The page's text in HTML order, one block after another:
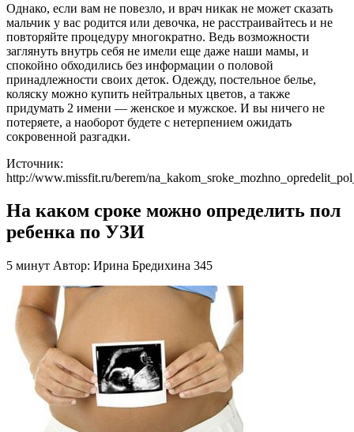
Однако, если вам не повезло, и врач никак не может сказать
мальчик у вас родится или девочка, не расстраивайтесь и не
повторяйте процедуру многократно. Ведь возможности
заглянуть внутрь себя не имели еще даже наши мамы, и
спокойно обходились без информации о половой
принадлежности своих деток. Одежду, постельное белье,
коляску можно купить нейтральных цветов, а также
придумать 2 имени — женское и мужское. И вы ничего не
потеряете, а наоборот будете с нетерпением ожидать
сокровенной разгадки.
Источник:
http://www.missfit.ru/berem/
На каком сроке можно определить пол
ребенка по УЗИ
5 минут Автор: Ирина Бредихина 345